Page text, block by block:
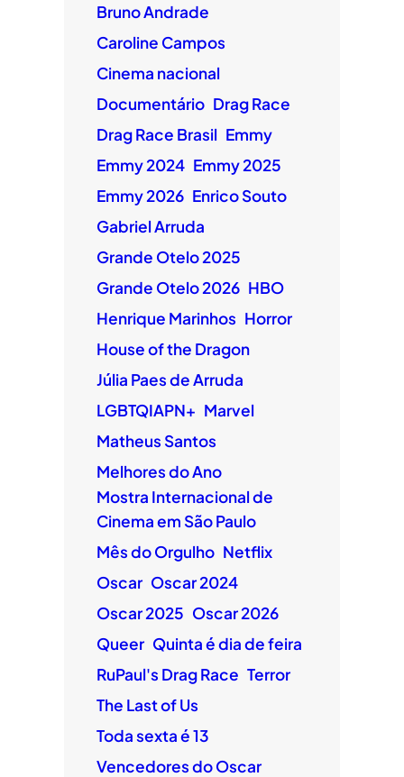
Bruno Andrade
Caroline Campos
Cinema nacional
Documentário Drag Race
Drag Race Brasil Emmy
Emmy 2024 Emmy 2025
Emmy 2026 Enrico Souto
Gabriel Arruda
Grande Otelo 2025
Grande Otelo 2026 HBO
Henrique Marinhos Horror
House of the Dragon
Júlia Paes de Arruda
LGBTQIAPN+ Marvel
Matheus Santos
Melhores do Ano
Mostra Internacional de
Cinema em São Paulo
Mês do Orgulho Netflix
Oscar Oscar 2024
Oscar 2025 Oscar 2026
Queer Quinta é dia de feira
RuPaul's Drag Race Terror
The Last of Us
Toda sexta é 13
Vencedores do Oscar